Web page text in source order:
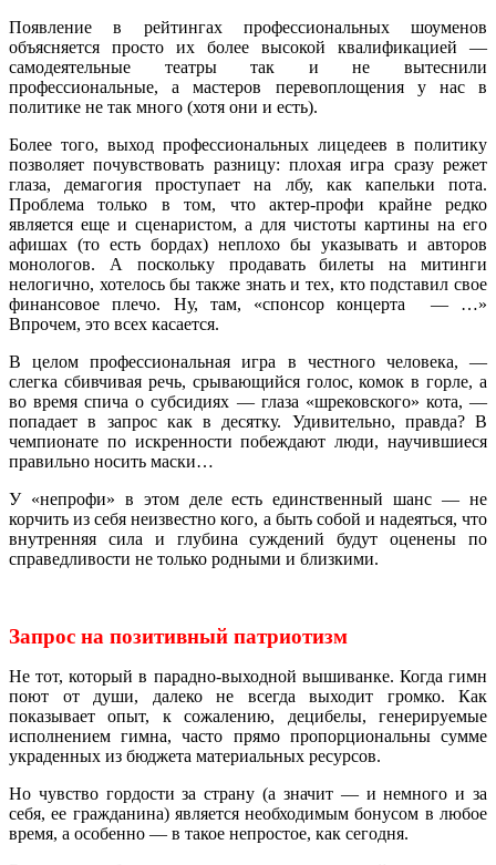
Появление в рейтингах профессиональных шоуменов
объясняется просто их более высокой квалификацией —
самодеятельные театры так и не вытеснили
профессиональные, а мастеров перевоплощения у нас в
политике не так много (хотя они и есть).
Более того, выход профессиональных лицедеев в политику
позволяет почувствовать разницу: плохая игра сразу режет
глаза, демагогия проступает на лбу, как капельки пота.
Проблема только в том, что актер-профи крайне редко
является еще и сценаристом, а для чистоты картины на его
афишах (то есть бордах) неплохо бы указывать и авторов
монологов. А поскольку продавать билеты на митинги
нелогично, хотелось бы также знать и тех, кто подставил свое
финансовое плечо. Ну, там, «спонсор концерта — …»
Впрочем, это всех касается.
В целом профессиональная игра в честного человека, —
слегка сбивчивая речь, срывающийся голос, комок в горле, а
во время спича о субсидиях — глаза «шрековского» кота, —
попадает в запрос как в десятку. Удивительно, правда? В
чемпионате по искренности побеждают люди, научившиеся
правильно носить маски…
У «непрофи» в этом деле есть единственный шанс — не
корчить из себя неизвестно кого, а быть собой и надеяться, что
внутренняя сила и глубина суждений будут оценены по
справедливости не только родными и близкими.
Запрос на позитивный патриотизм
Не тот, который в парадно-выходной вышиванке. Когда гимн
поют от души, далеко не всегда выходит громко. Как
показывает опыт, к сожалению, децибелы, генерируемые
исполнением гимна, часто прямо пропорциональны сумме
украденных из бюджета материальных ресурсов.
Но чувство гордости за страну (а значит — и немного и за
себя, ее гражданина) является необходимым бонусом в любое
время, а особенно — в такое непростое, как сегодня.